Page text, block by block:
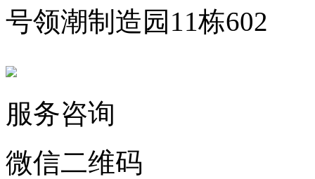
号领潮制造园11栋602
服务咨询
微信二维码